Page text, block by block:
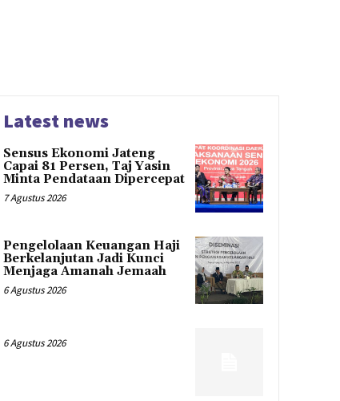
Latest news
Sensus Ekonomi Jateng
Capai 81 Persen, Taj Yasin
Minta Pendataan Dipercepat
7 Agustus 2026
Pengelolaan Keuangan Haji
Berkelanjutan Jadi Kunci
Menjaga Amanah Jemaah
6 Agustus 2026
6 Agustus 2026